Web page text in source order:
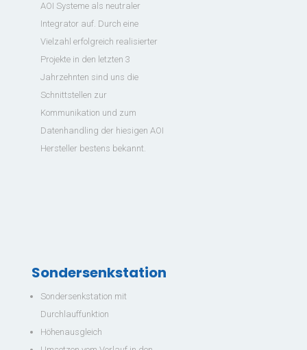
AOI Systeme als neutraler
Integrator auf. Durch eine
Vielzahl erfolgreich realisierter
Projekte in den letzten 3
Jahrzehnten sind uns die
Schnittstellen zur
Kommunikation und zum
Datenhandling der hiesigen AOI
Hersteller bestens bekannt.
Sondersenkstation
Sondersenkstation mit
Durchlauffunktion
Höhenausgleich